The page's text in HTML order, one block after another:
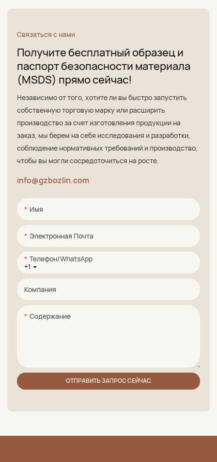
Связаться с нами
Получите бесплатный образец и
паспорт безопасности материала
(MSDS) прямо сейчас!
Независимо от того, хотите ли вы быстро запустить
собственную торговую марку или расширить
производство за счет изготовления продукции на
заказ, мы берем на себя исследования и разработки,
соблюдение нормативных требований и производство,
чтобы вы могли сосредоточиться на росте.
info@gzbozlin.com
Имя
Электронная Почта
+1
Телефон/WhatsApp
Компания
Содержание
ОТПРАВИТЬ ЗАПРОС СЕЙЧАС